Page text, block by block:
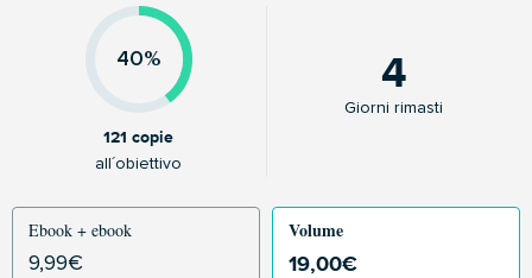
40%
121 copie
all´obiettivo
4
Giorni rimasti
Ebook + ebook
9,99€
Volume
19,00€